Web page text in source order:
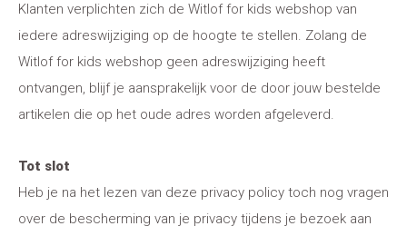
Klanten verplichten zich de Witlof for kids webshop van
iedere adreswijziging op de hoogte te stellen. Zolang de
Witlof for kids webshop geen adreswijziging heeft
ontvangen, blijf je aansprakelijk voor de door jouw bestelde
artikelen die op het oude adres worden afgeleverd.
Tot slot
Heb je na het lezen van deze privacy policy toch nog vragen
over de bescherming van je privacy tijdens je bezoek aan